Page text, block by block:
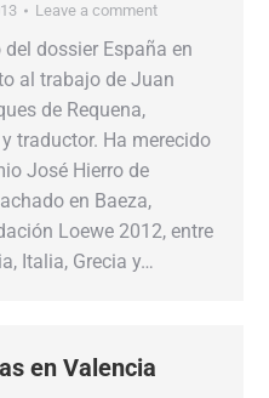
Leave a comment
dossier España en
al trabajo de Juan
de Requena,
traductor. Ha merecido
José Hierro de
en Baeza,
Loewe 2012, entre
Italia, Grecia y…
en Valencia